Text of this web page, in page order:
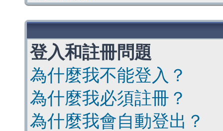
登入和註冊問題
為什麼我不能登入？
為什麼我必須註冊？
為什麼我會自動登出？